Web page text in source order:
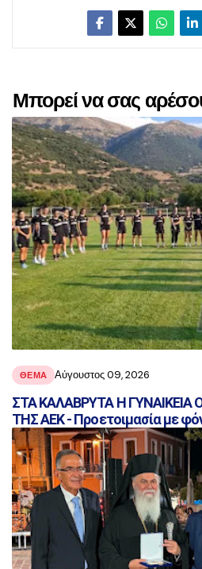
Μπορεί να σας
αναρτήσεις
ΘΕΜΑ Αύγουστος 09, 2026
ΣΤΑ ΚΑΛΑΒΡΥΤΑ Η
ΤΗΣ ΑΕΚ - Προετοιμασία με